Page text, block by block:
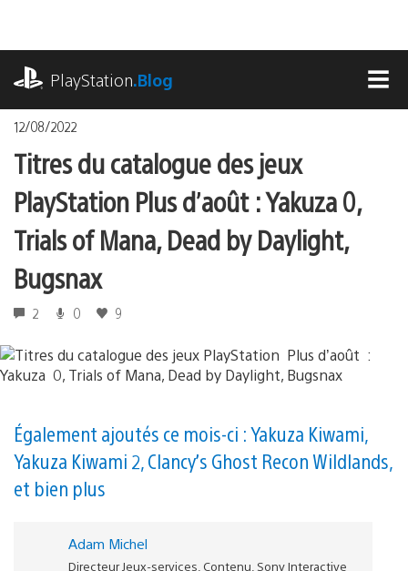
contenu
PlayStation.Blog
12/08/2022
Titres du catalogue des jeux
PlayStation Plus d’août : Yakuza 0,
Trials of Mana, Dead by Daylight,
Bugsnax
2 0 9
Également ajoutés ce mois-ci : Yakuza Kiwami,
Yakuza Kiwami 2, Clancy’s Ghost Recon Wildlands,
et bien plus
Adam Michel
Directeur Jeux-services, Contenu, Sony Interactive